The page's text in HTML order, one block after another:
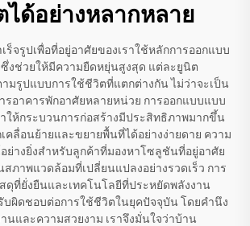
ได้อย่างหลากหลาย
ร็จรูปเพื่อที่อยู่อาศัยของเราใช้หลักการออกแบบ
งช่วยให้มีความยืดหยุ่นสูงสุด แต่ละยูนิต
มรูปแบบการใช้ชีวิตที่แตกต่างกัน ไม่ว่าจะเป็น
รอาคารพักอาศัยหลายหน่วย การออกแบบแบบ
ให้กระบวนการก่อสร้างมีประสิทธิภาพมากขึ้น
คลื่อนย้ายและขยายพื้นที่ได้อย่างง่ายดาย ความ
างยิ่งสำหรับลูกค้าที่มองหาโซลูชันที่อยู่อาศัย
ภาพแวดล้อมที่เปลี่ยนแปลงอย่างรวดเร็ว การ
ดุที่ยั่งยืนและเทคโนโลยีที่ประหยัดพลังงาน
บผิดชอบต่อการใช้ชีวิตในยุคปัจจุบัน โดยคำนึง
นและความสวยงาม เราจึงมั่นใจว่าบ้าน